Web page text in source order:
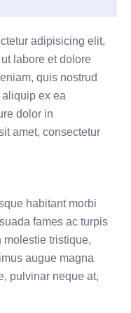
adipisicing elit,
labore et dolore
quis nostrud
ex ea
dolor in
amet, consectetur
habitant morbi
fames ac turpis
tristique,
augue magna
pulvinar neque at,